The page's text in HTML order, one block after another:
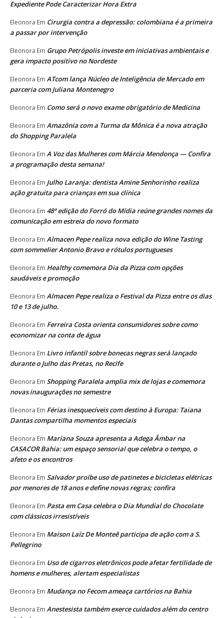
Expediente Pode Caracterizar Hora Extra
Eleonora Em Cirurgia contra a depressão: colombiana é a primeira
a passar por intervenção
Eleonora Em Grupo Petrópolis investe em iniciativas ambientais e
gera impacto positivo no Nordeste
Eleonora Em ATcom lança Núcleo de Inteligência de Mercado em
parceria com Juliana Montenegro
Eleonora Em Como será o novo exame obrigatório de Medicina
Eleonora Em Amazônia com a Turma da Mônica é a nova atração
do Shopping Paralela
Eleonora Em A Voz das Mulheres com Márcia Mendonça — Confira
a programação desta semana!
Eleonora Em Julho Laranja: dentista Amine Senhorinho realiza
ação gratuita para crianças em sua clínica
Eleonora Em 48ª edição do Forró do Mídia reúne grandes nomes da
comunicação em estreia do novo formato
Eleonora Em Almacen Pepe realiza nova edição do Wine Tasting
com sommelier Antonio Bravo e rótulos portugueses
Eleonora Em Healthy comemora Dia da Pizza com opções
saudáveis e promoção
Eleonora Em Almacen Pepe realiza o Festival da Pizza entre os dias
10 e 13 de julho.
Eleonora Em Ferreira Costa orienta consumidores sobre como
economizar na conta de água
Eleonora Em Livro infantil sobre bonecas negras será lançado
durante o Julho das Pretas, no Recife
Eleonora Em Shopping Paralela amplia mix de lojas e comemora
novas inaugurações no semestre
Eleonora Em Férias inesquecíveis com destino à Europa: Taiana
Dantas compartilha momentos especiais
Eleonora Em Mariana Souza apresenta a Adega Âmbar na
CASACOR Bahia: um espaço sensorial que celebra o tempo, o
afeto e os encontros
Eleonora Em Salvador proíbe uso de patinetes e bicicletas elétricas
por menores de 18 anos e define novas regras; confira
Eleonora Em Pasta em Casa celebra o Dia Mundial do Chocolate
com clássicos irresistíveis
Eleonora Em Maison Laíz De Monteê participa de ação com a S.
Pellegrino
Eleonora Em Uso de cigarros eletrônicos pode afetar fertilidade de
homens e mulheres, alertam especialistas
Eleonora Em Mudança no Fecom ameaça cartórios na Bahia
Eleonora Em Anestesista também exerce cuidados além do centro